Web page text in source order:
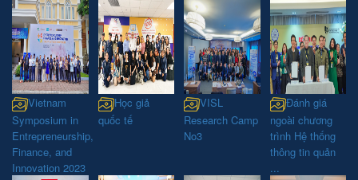
Vietnam
Symposium in
Entrepreneurship,
Finance, and
Innovation 2023
Học giả
quốc tế
VISL
Research Camp
No3
Đánh giá
ngoài chương
trình Hệ thống
thông tin quản
...